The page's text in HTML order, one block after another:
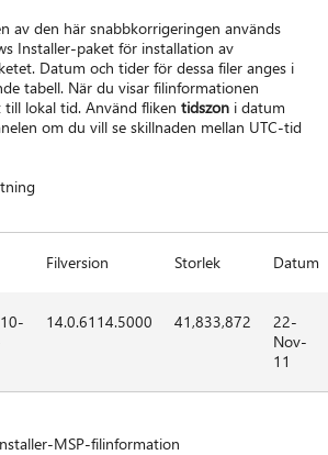
av den här snabbkorrigeringen används
Installer-paket för installation av
Datum och tider för dessa filer anges i
tabell. När du visar filinformationen
till lokal tid. Använd flikentidszon i datum
om du vill se skillnaden mellan UTC-tid
Filversion Storlek Datum
14.0.6114.5000 41,833,872
22-
Nov-
11
MSP-filinformation